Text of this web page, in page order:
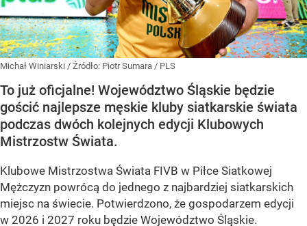
Michał Winiarski / Źródło: Piotr Sumara / PLS
To już oficjalne! Województwo Śląskie będzie
gościć najlepsze męskie kluby siatkarskie świata
podczas dwóch kolejnych edycji Klubowych
Mistrzostw Świata.
Klubowe Mistrzostwa Świata FIVB w Piłce Siatkowej
Mężczyzn powrócą do jednego z najbardziej siatkarskich
miejsc na świecie. Potwierdzono, że gospodarzem edycji
w 2026 i 2027 roku będzie Województwo Śląskie.